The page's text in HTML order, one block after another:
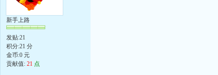
新手上路
发贴:21
积分:21 分
金币:0 元
贡献值: 21 点